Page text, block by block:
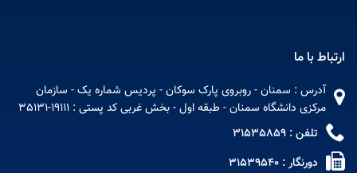
ارتباط با ما
آدرس : سمنان - روبروی پارک سوکان - پردیس شماره یک - سازمان
مرکزی دانشگاه سمنان - طبقه اول - بخش غربی کد پستی : 19111-35131
تلفن : 31535859
دورنگار : 31539540